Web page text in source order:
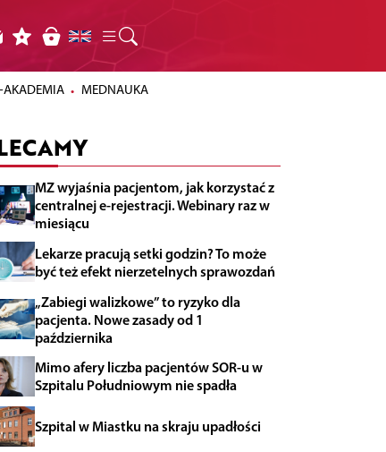
AKADEMIA MEDNAUKA
MZ wyjaśnia pacjentom, jak korzystać z
centralnej e-rejestracji. Webinary raz w
miesiącu
Lekarze pracują setki godzin? To może
być też efekt nierzetelnych sprawozdań
„Zabiegi walizkowe” to ryzyko dla
pacjenta. Nowe zasady od 1
października
Mimo afery liczba pacjentów SOR-u w
Szpitalu Południowym nie spadła
Szpital w Miastku na skraju upadłości